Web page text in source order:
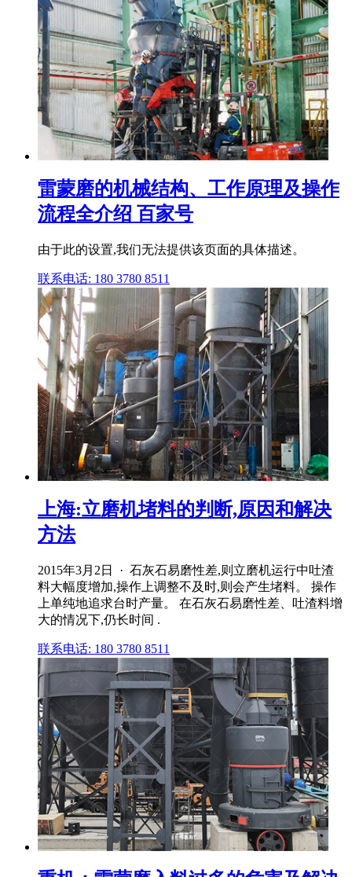
雷蒙磨的机械结构、工作原理及操作
流程全介绍 百家号
由于此的设置,我们无法提供该页面的具体描述。
联系电话: 180 3780 8511
上海:立磨机堵料的判断,原因和解决
方法
2015年3月2日 · 石灰石易磨性差,则立磨机运行中吐渣
料大幅度增加,操作上调整不及时,则会产生堵料。 操作
上单纯地追求台时产量。 在石灰石易磨性差、吐渣料增
大的情况下,仍长时间 .
联系电话: 180 3780 8511